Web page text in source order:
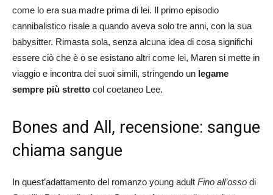
come lo era sua madre prima di lei. Il primo episodio
cannibalistico risale a quando aveva solo tre anni, con la sua
babysitter. Rimasta sola, senza alcuna idea di cosa significhi
essere ciò che è o se esistano altri come lei, Maren si mette in
viaggio e incontra dei suoi simili, stringendo un legame
sempre più stretto col coetaneo Lee.
Bones and All, recensione: sangue
chiama sangue
In quest’adattamento del romanzo young adult Fino all’osso di